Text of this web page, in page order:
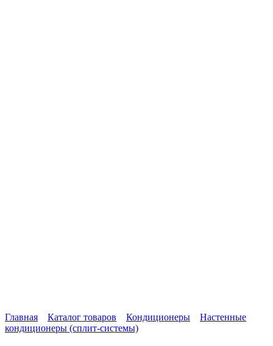
Главная Каталог товаров Кондиционеры
Настенные
кондиционеры (сплит-системы)